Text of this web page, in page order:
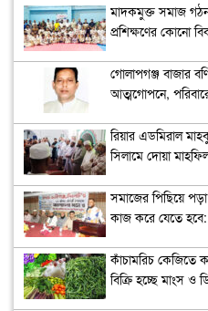
মাদকমুক্ত সমাজ
প্রশিক্ষণের কোনো
গোলাপগঞ্জ বাজার
আত্মগোপনে,
রিয়ার এডমিরাল
সিলামে দোয়া
সমাজের পিছিয়ে
কাজ করে যেতে
কাঁচামরিচ কেজিতে
বিক্রি হচ্ছে মাংস ও